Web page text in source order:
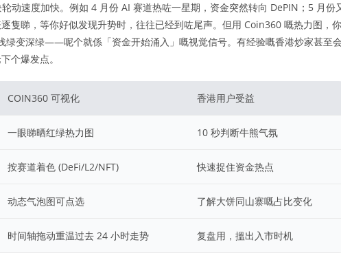
动速度加快。例如 4 月份 AI 赛道热咗一星期，资金突然转向 DePIN；5 月份
隻睇，等你好似发现升势时，往往已经到咗尾声。但用 Coin360 嘅热力图，你
绿变深绿——呢个就係「资金开始涌入」嘅视觉信号。有经验嘅香港炒家甚至
个爆发点。
COIN360 可视化 香港用户受益
一眼睇晒红绿热力图 10 秒判断牛熊气氛
按赛道着色 (DeFi/L2/NFT) 快速捉住资金热点
动态气泡图可点选 了解大饼同山寨嘅占比变化
时间轴拖动重温过去 24 小时走势 复盘用，搵出入市时机